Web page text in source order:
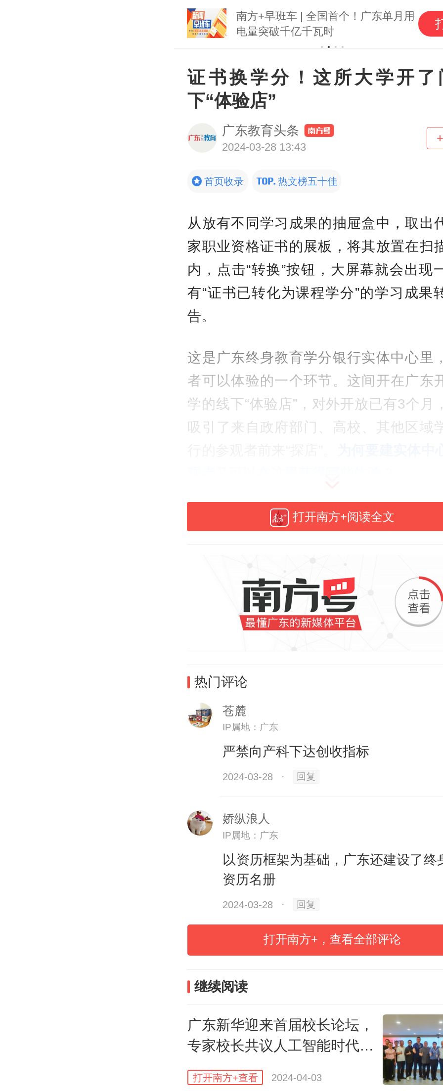
南方+早班车 | 全国首个！广东单月用
电量突破千亿千瓦时
证书换学分！这所大学开了
下“体验店”
广东教育头条
2024-03-28 13:43
首页收录 热文榜五十佳
从放有不同学习成果的抽屉盒中，取出
家职业资格证书的展板，将其放置在扫
内，点击“转换”按钮，大屏幕就会出现
有“证书已转化为课程学分”的学习成果
告。
这是广东终身教育学分银行实体中心里
者可以体验的一个环节。这间开在广东
学的线下“体验店”，对外开放已有3个月
吸引了来自政府部门、高校、其他区域
学习者在广东终身教育学分银行办理学习成
打造服务全民终身学习的“窗口”
随着社会发展，越来越多的人通过继续
增长知识，提升学历。
省级学分银行。
和管理，广东开放大学具体负责建设、
运行。
何为学分银行？顾名思义，学分银行借
打开南方+阅读全文
热门评论
苍麓
IP属地：广东
严禁向产科下达创收指标
2024-03-28 · 回复
娇纵浪人
IP属地：广东
以资历框架为基础，广东还建设了终
资历名册
2024-03-28 · 回复
打开南方+，查看全部评论
继续阅读
广东新华迎来首届校长论坛，
专家校长共议人工智能时代教
育数字化应用
打开南方+查看 2024-04-03